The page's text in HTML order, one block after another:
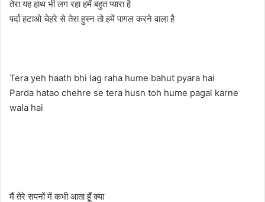
तेरा यह हाथ भी लग रहा हमें बहुत प्यारा है
पर्दा हटाओ चेहरे से तेरा हुस्न तो हमें पागल करने वाला है
Tera yeh haath bhi lag raha hume bahut pyara hai
Parda hatao chehre se tera husn toh hume pagal karne
wala hai
मैं तेरे सपनों में कभी आता हूँ क्या